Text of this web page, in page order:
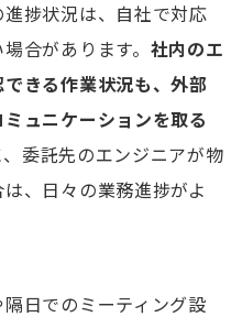
捗状況は、自社で対応
合があります。 社内のエ
きる作業状況も、外部
ュニケーションを取る
、委託先のエンジニアが物
、日々の業務進捗がよ
日でのミーティング設